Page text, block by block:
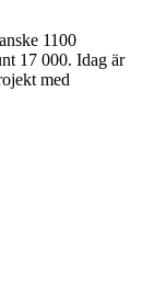
1100
17 000. Idag är
med